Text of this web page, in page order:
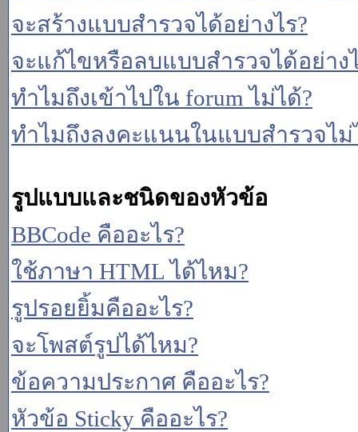
จะสร้างแบบสำรวจได้อย่างไร?
จะแก้ไขหรือลบแบบสำรวจได้อย่าง
ทำไมถึงเข้าไปใน forum ไม่ได้?
ทำไมถึงลงคะแนนในแบบสำรวจไม่
รูปแบบและชนิดของหัวข้อ
BBCode คืออะไร?
ใช้ภาษา HTML ได้ไหม?
รูปรอยยิ้มคืออะไร?
จะโพสต์รูปได้ไหม?
ข้อความประกาศ คืออะไร?
หัวข้อ Sticky คืออะไร?